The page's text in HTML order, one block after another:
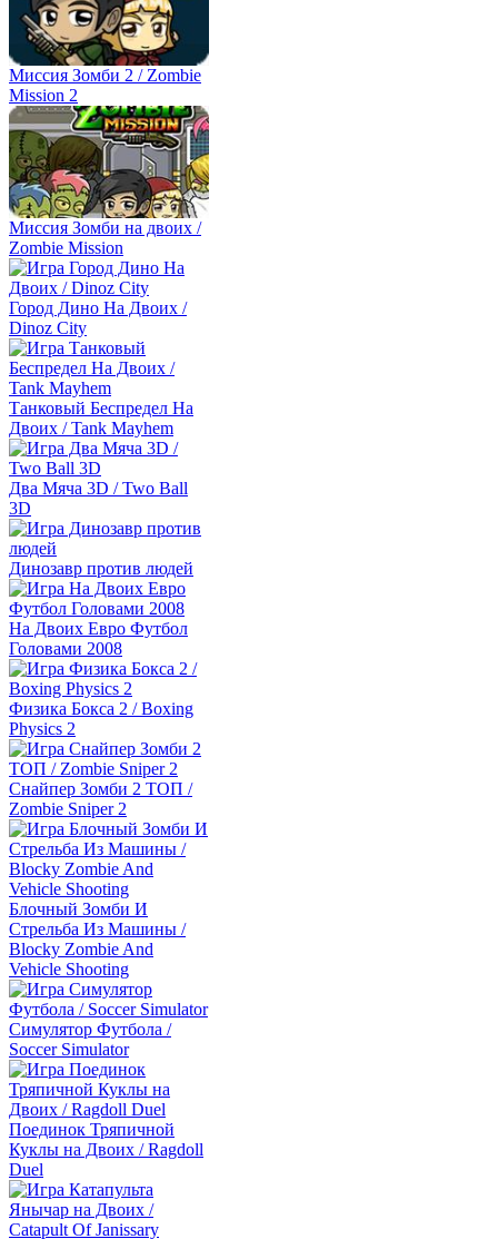
Миссия Зомби 2 / Zombie
Mission 2
Миссия Зомби на двоих /
Zombie Mission
Город Дино На Двоих /
Dinoz City
Танковый Беспредел На
Двоих / Tank Mayhem
Два Мяча 3D / Two Ball
3D
Динозавр против людей
На Двоих Евро Футбол
Головами 2008
Физика Бокса 2 / Boxing
Physics 2
Снайпер Зомби 2 ТОП /
Zombie Sniper 2
Блочный Зомби И
Стрельба Из Машины /
Blocky Zombie And
Vehicle Shooting
Симулятор Футбола /
Soccer Simulator
Поединок Тряпичной
Куклы на Двоих / Ragdoll
Duel